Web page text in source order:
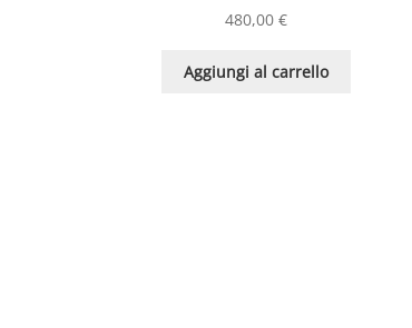
480,00 €
Aggiungi al carrello